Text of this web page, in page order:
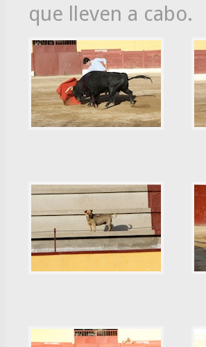
que lleven a cabo.